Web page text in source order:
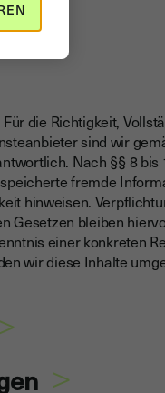
die Richtigkeit,
sind wir
Nach §§ 8 bis
fremde
hinweisen.
Gesetzen bleiben
einer konkreten
wir diese Inhalte
>